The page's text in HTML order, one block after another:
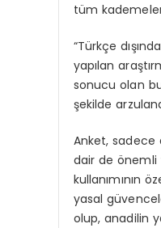
tüm
“Türkçe
yapılan
sonucu olan
şekilde
Anket, sadece
dair de önemli
kullanımının
yasal
olup, anadilin